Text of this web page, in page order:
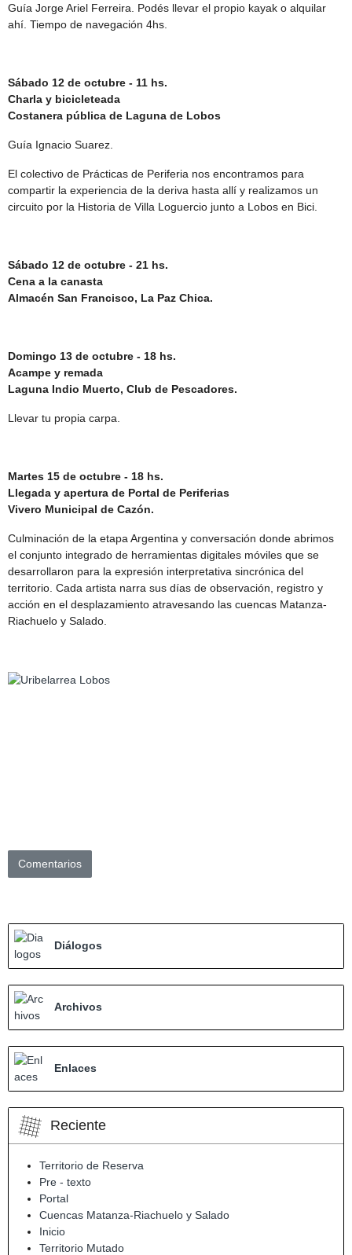
Guía Jorge Ariel Ferreira. Podés llevar el propio kayak o alquilar
ahí. Tiempo de navegación 4hs.
Sábado 12 de octubre - 11 hs.
Charla y bicicleteada
Costanera pública de Laguna de Lobos
Guía Ignacio Suarez.
El colectivo de Prácticas de Periferia nos encontramos para
compartir la experiencia de la deriva hasta allí y realizamos un
circuito por la Historia de Villa Loguercio junto a Lobos en Bici.
Sábado 12 de octubre - 21 hs.
Cena a la canasta
Almacén San Francisco, La Paz Chica.
Domingo 13 de octubre - 18 hs.
Acampe y remada
Laguna Indio Muerto, Club de Pescadores.
Llevar tu propia carpa.
Martes 15 de octubre - 18 hs.
Llegada y apertura de Portal de Periferias
Vivero Municipal de Cazón.
Culminación de la etapa Argentina y conversación donde abrimos
el conjunto integrado de herramientas digitales móviles que se
desarrollaron para la expresión interpretativa sincrónica del
territorio. Cada artista narra sus días de observación, registro y
acción en el desplazamiento atravesando las cuencas Matanza-
Riachuelo y Salado.
Comentarios
Diálogos
Archivos
Enlaces
Reciente
Territorio de Reserva
Pre - texto
Portal
Cuencas Matanza-Riachuelo y Salado
Inicio
Territorio Mutado